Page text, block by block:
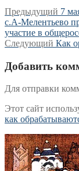
Навигация
по
записям
Предыдущий 7
с.А-Мелентьево
участие в
Следующий Как
Добавить
Для отправки
Этот сайт
как